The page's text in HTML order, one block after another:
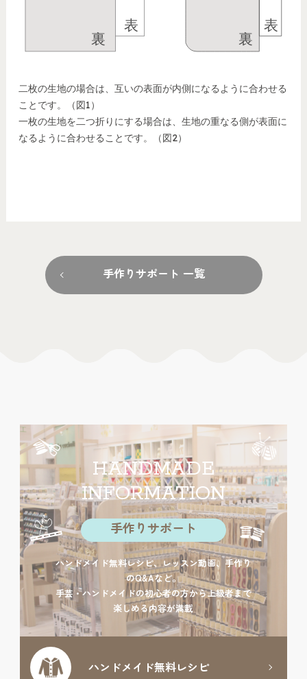
二枚の生地の場合は、互いの表面が内側になるように合わせる
ことです。（図1）
一枚の生地を二つ折りにする場合は、生地の重なる側が表面に
なるように合わせることです。（図2）
手作りサポート 一覧
HANDMADE
INFORMATION
手作りサポート
ハンドメイド無料レシピ、レッスン動画、手作り
のQ&Aなど。
手芸・ハンドメイドの初心者の方から上級者まで
楽しめる内容が満載
ハンドメイド無料レシピ